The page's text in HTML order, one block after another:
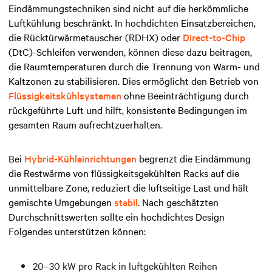
Eindämmungstechniken sind nicht auf die herkömmliche
Luftkühlung beschränkt. In hochdichten Einsatzbereichen,
die Rücktürwärmetauscher (RDHX) oder Direct-to-Chip
(DtC)-Schleifen verwenden, können diese dazu beitragen,
die Raumtemperaturen durch die Trennung von Warm- und
Kaltzonen zu stabilisieren. Dies ermöglicht den Betrieb von
Flüssigkeitskühlsystemen ohne Beeinträchtigung durch
rückgeführte Luft und hilft, konsistente Bedingungen im
gesamten Raum aufrechtzuerhalten.
Bei Hybrid-Kühleinrichtungen begrenzt die Eindämmung
die Restwärme von flüssigkeitsgekühlten Racks auf die
unmittelbare Zone, reduziert die luftseitige Last und hält
gemischte Umgebungen stabil. Nach geschätzten
Durchschnittswerten sollte ein hochdichtes Design
Folgendes unterstützen können:
20–30 kW pro Rack in luftgekühlten Reihen